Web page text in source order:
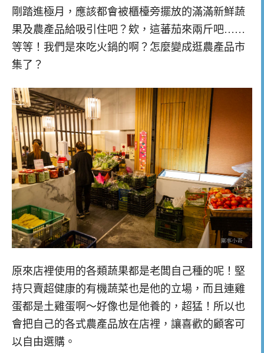
剛踏進極月，應該都會被櫃檯旁擺放的滿滿新鮮蔬
果及農產品給吸引住吧？欸，這蕃茄來兩斤吧……
等等！我們是來吃火鍋的啊？怎麼變成逛農產品市
集了？
原來店裡使用的各類蔬果都是老闆自己種的呢！堅
持只賣超健康的有機蔬菜也是他的立場，而且連雞
蛋都是土雞蛋啊～好像也是他養的，超猛！所以也
會把自己的各式農產品放在店裡，讓喜歡的顧客可
以自由選購。